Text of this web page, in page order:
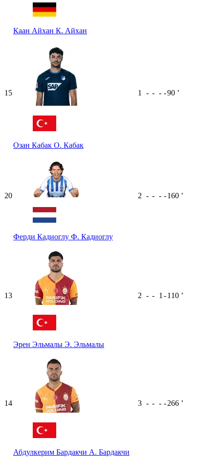
Каан Айхан К. Айхан
15
Озан Кабак О. Кабак
1 - - - -90 ʼ
20
Ферди Кадиоглу Ф. Кадиоглу
2 - - - -160 ʼ
13
Эрен Эльмалы Э. Эльмалы
2 - - 1 -110 ʼ
14
Абдулкерим Бардакчи А. Бардакчи
3 - - - -266 ʼ